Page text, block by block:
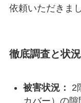
依頼いただきまし
徹底調査と状
被害状況：
2